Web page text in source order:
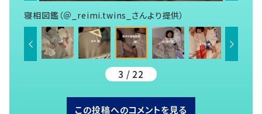
寝相図鑑（＠_reimi.twins_さんより提供）
3 / 22
この投稿へのコメントを見る